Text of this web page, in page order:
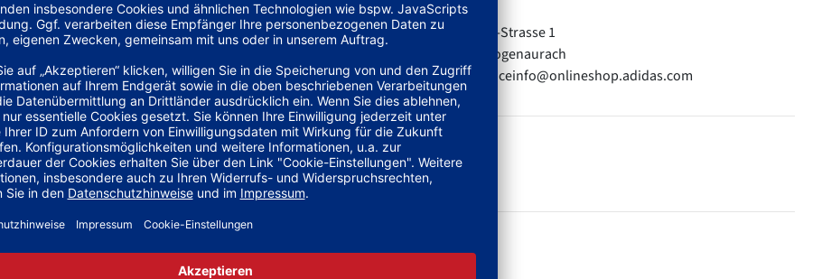
adidas AG
Adi-Dassler-Strasse 1
91074 Herzogenaurach
E-Mail: serviceinfo@onlineshop.adidas.com